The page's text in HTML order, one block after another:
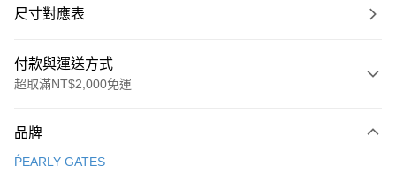
尺寸對應表
付款與運送方式
超取滿NT$2,000免運
信用卡一次付款
品牌
ṔEARLY GATES